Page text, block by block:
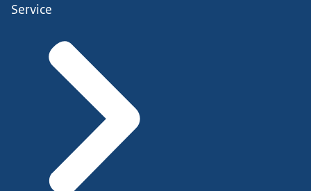
Service